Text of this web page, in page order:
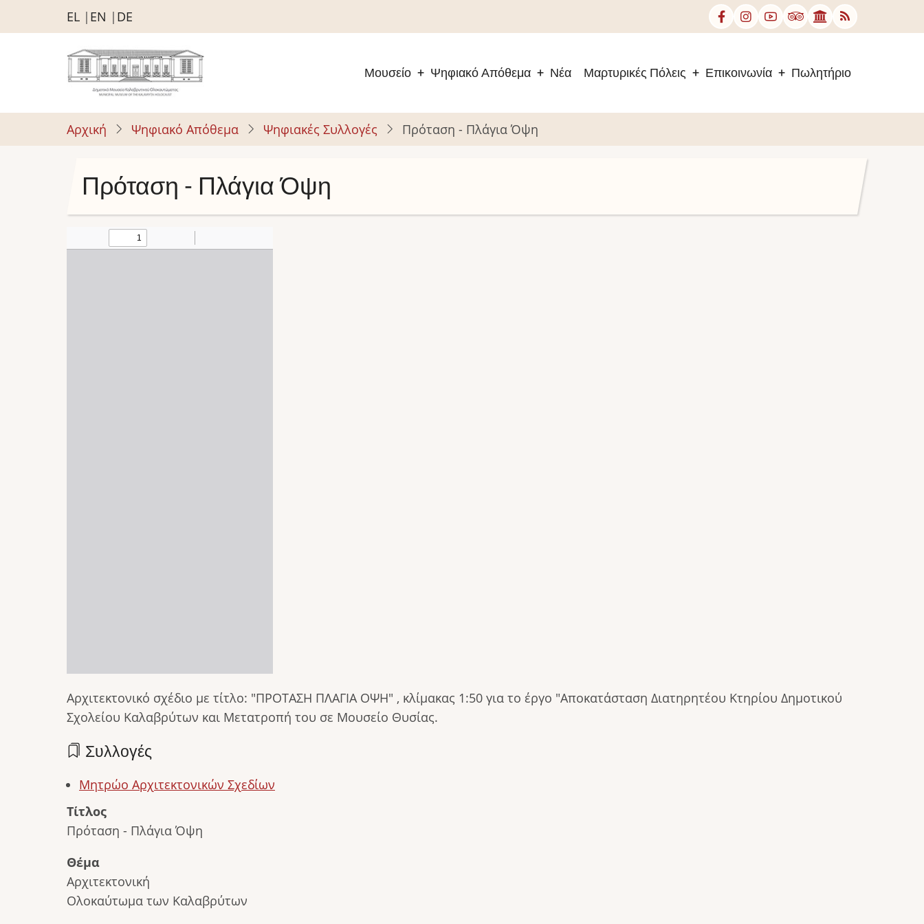
Παράκαμψη
προς
περιεχόμενο
EL EN DE
Μουσείο Ψηφιακό Απόθεμα Νέα Μαρτυρικές Πόλεις Επικοινωνία Πωλητήριο
Αρχική Ψηφιακό Απόθεμα Ψηφιακές Συλλογές Πρόταση - Πλάγια Όψη
Πρόταση - Πλάγια Όψη
Αρχιτεκτονικό σχέδιο με τίτλο: "ΠΡΟΤΑΣΗ ΠΛΑΓΙΑ ΟΨΗ" , κλίμακας 1:50 για το έργο "Αποκατάσταση Διατηρητέου Κτηρίου Δημοτικού
Σχολείου Καλαβρύτων και Μετατροπή του σε Μουσείο Θυσίας.
Συλλογές
Μητρώο Αρχιτεκτονικών Σχεδίων
Τίτλος
Πρόταση - Πλάγια Όψη
Θέμα
Αρχιτεκτονική
Ολοκαύτωμα των Καλαβρύτων